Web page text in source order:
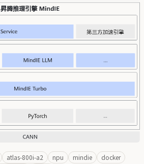
atlas-800i-a2 npu mindie
docker